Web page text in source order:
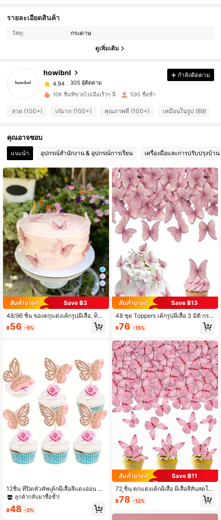
รายละเอียดสินค้า
วัสดุ: กระดาษ
ดูเพิ่มเติม
howibnl
4.94
305 ผู้ติดตาม
4.94
305 ผู้ติดตาม
r***6
ตาม 1 วันที่ผ่านมา
4.94
305 ผู้ติดตาม
4.94
4.94 305 ผู้ติดตาม
4.94 305 ผู้ติดตาม
กำลังติดตาม
10K ชิ้นที่ขายไปเมื่อเร็วๆ นี้ 595 ซื้อซ้ำ
สวย (100+) เก๋มาก (100+) คุณภาพดี (100+) เหมือนในรูป (89)
คุณอาจชอบ
แนะนำ อุปกรณ์สำนักงาน & อุปกรณ์การเรียน เครื่องมือและการปรับปรุงบ้าน
5
Save ฿3
48/96 ชิ้น ของตกแต่งเค้กรูปผีเสื้อ, ท็อป
เปอร์คัพเค้กรูปผีเสื้อกระดาษ, ของตกแต่
งเค้กสุขสันต์วันเกิดนางฟ้า, ของตกแต่ง
฿56 -5%
12ชิ้น ที่ปิดหัวคัพเค้กผีเสื้อสีแดงอ่อน ที่
ปิดหัวคัพเค้กสองชั้น ที่ปิดหัวคัพเค้กประ
กายกลิตเตอร์ 3 มิติ กิ๊บคอกเทลตกแต่ง
ผีเสื้อสำหรับวันเกิดงานแต่งงาน
ลูกค้ากลับมาซื้อซ้ำ!
฿48 -2%
Save ฿13
48 ชุด Toppers เค้กรูปผีเสื้อ 3 มิติ กระ
ดาษวาเฟอร์สีชมพูน่ารัก ตกแต่งเค้กรูป
ผีเสื้อ Toppers เค้กรูปผีเสื้อสำหรับวิวาห์
฿76 -15%
Save ฿11
72 ชิ้น ตกแต่งเค้กผีเสื้อ ผีเสื้อสีสันสดใส
ผีเสื้อที่เป็นส่วนบนของเค้กกระดาษเวเฟ
อร์ ตกแต่งคัพเค้กสำหรับงานแต่งงาน ค
฿78 -12%